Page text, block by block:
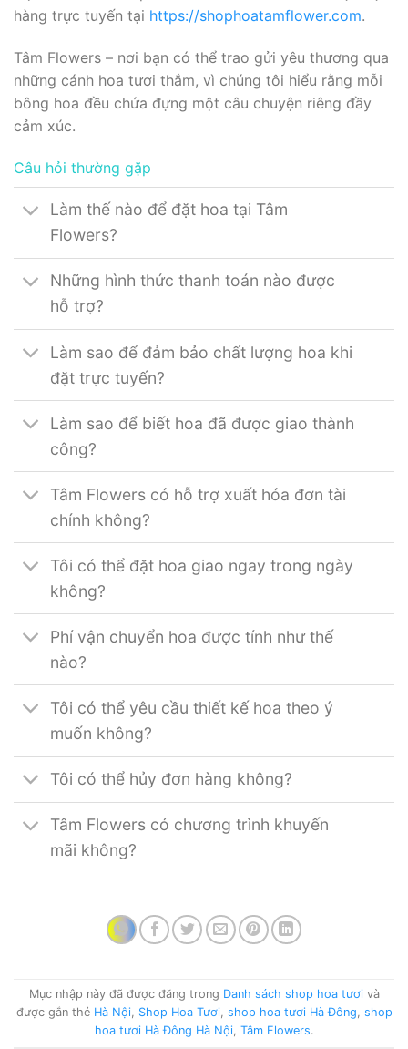
hàng trực tuyến tại https://shophoatamflower.com.
Tâm Flowers – nơi bạn có thể trao gửi yêu thương qua
những cánh hoa tươi thắm, vì chúng tôi hiểu rằng mỗi
bông hoa đều chứa đựng một câu chuyện riêng đầy
cảm xúc.
Câu hỏi thường gặp
Làm thế nào để đặt hoa tại Tâm
Flowers?
Những hình thức thanh toán nào được
hỗ trợ?
Làm sao để đảm bảo chất lượng hoa khi
đặt trực tuyến?
Làm sao để biết hoa đã được giao thành
công?
Tâm Flowers có hỗ trợ xuất hóa đơn tài
chính không?
Tôi có thể đặt hoa giao ngay trong ngày
không?
Phí vận chuyển hoa được tính như thế
nào?
Tôi có thể yêu cầu thiết kế hoa theo ý
muốn không?
Tôi có thể hủy đơn hàng không?
Tâm Flowers có chương trình khuyến
mãi không?
Mục nhập này đã được đăng trong Danh sách shop hoa tươivà
được gắn thẻ Hà Nội, Shop Hoa Tươi, shop hoa tươi Hà Đông, shop
hoa tươi Hà Đông Hà Nội, Tâm Flowers.